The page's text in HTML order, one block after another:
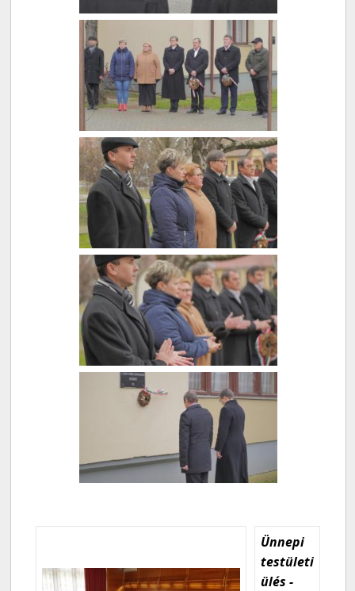
Ünnepi
testületi
ülés -